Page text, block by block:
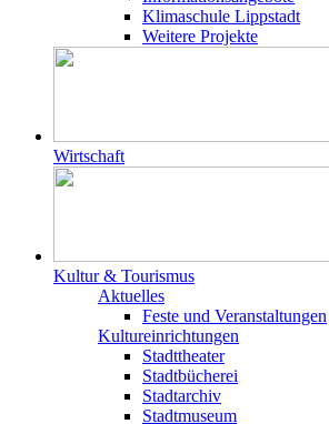
Klimaschule Lippstadt
Weitere Projekte
Wirtschaft
Kultur & Tourismus
Aktuelles
Feste und Veranstaltungen
Kultureinrichtungen
Stadttheater
Stadtbücherei
Stadtarchiv
Stadtmuseum